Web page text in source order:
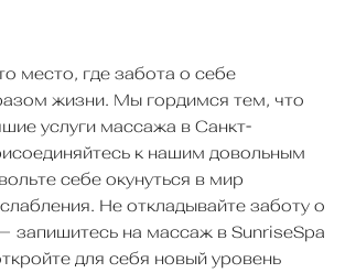
место, где забота о себе
жизни. Мы гордимся тем, что
услуги массажа в Санкт-
к нашим довольным
себе окунуться в мир
Не откладывайте заботу о
запишитесь на массаж в SunriseSpa
для себя новый уровень